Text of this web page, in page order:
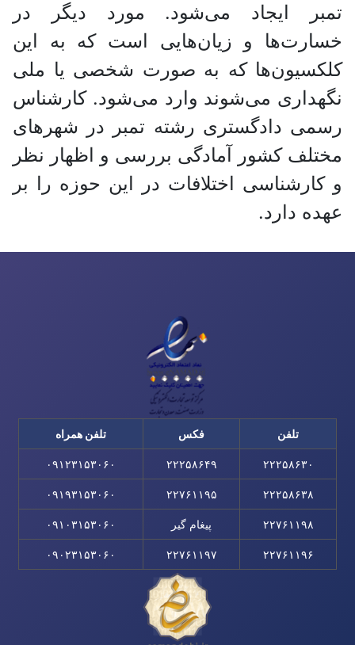
تمبر ایجاد می‌شود. مورد دیگر در
خسارت‌ها و زیان‌هایی است که به این
کلکسیون‌ها که به صورت شخصی یا ملی
نگهداری می‌شوند وارد می‌شود. کارشناس
رسمی دادگستری رشته تمبر در شهر‌های
مختلف کشور آمادگی بررسی و اظهار نظر
و کارشناسی اختلافات در این حوزه را بر
عهده دارد.
تلفن فکس تلفن همراه
۲۲۲۵۸۶۳۰ ۲۲۲۵۸۶۴۹ ۰۹۱۲۳۱۵۳۰۶۰
۲۲۲۵۸۶۳۸ ۲۲۷۶۱۱۹۵ ۰۹۱۹۳۱۵۳۰۶۰
۲۲۷۶۱۱۹۸ پیغام گیر ۰۹۱۰۳۱۵۳۰۶۰
۲۲۷۶۱۱۹۶ ۲۲۷۶۱۱۹۷ ۰۹۰۲۳۱۵۳۰۶۰